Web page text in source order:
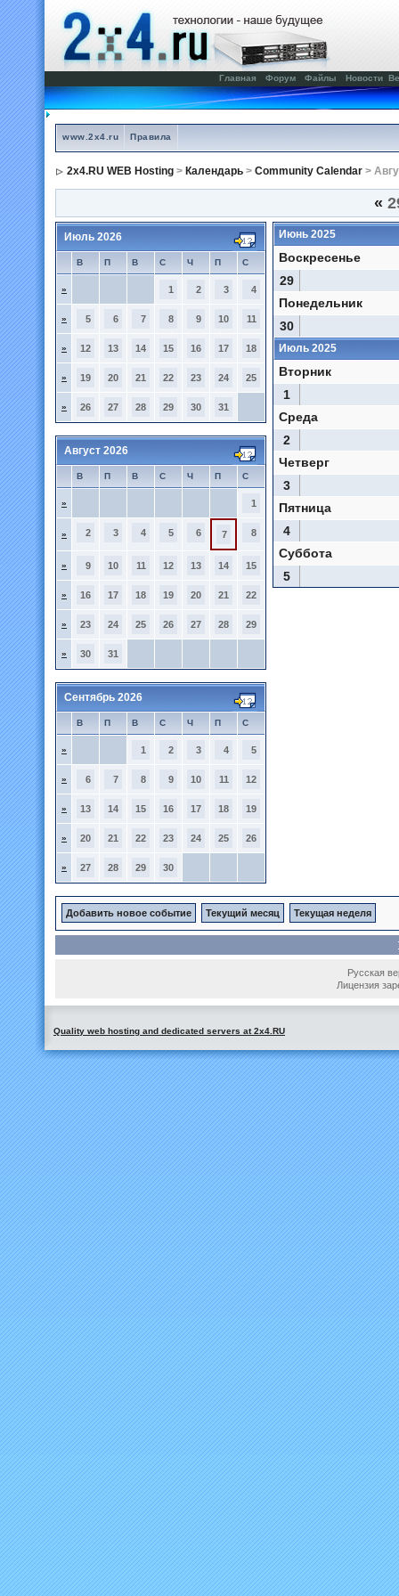
Главная Форум Файлы Новости
www.2x4.ru Правила
2x4.RU WEB Hosting > Календарь > Community Calendar >
«
Июль 2026
В П В С Ч П С
» 1 2 3 4
» 5 6 7 8 9 10 11
» 12 13 14 15 16 17 18
» 19 20 21 22 23 24 25
» 26 27 28 29 30 31
Август 2026
В П В С Ч П С
» 1
» 2 3 4 5 6 7 8
» 9 10 11 12 13 14 15
» 16 17 18 19 20 21 22
» 23 24 25 26 27 28 29
» 30 31
Сентябрь 2026
В П В С Ч П С
» 1 2 3 4 5
» 6 7 8 9 10 11 12
» 13 14 15 16 17 18 19
» 20 21 22 23 24 25 26
» 27 28 29 30
Июнь 2025
Воскресенье
29
Понедельник
30
Июль 2025
Вторник
1
Среда
2
Четверг
3
Пятница
4
Суббота
5
Добавить новое событие Текущий месяц Текущая неделя
Русская
Лицензия
Quality web hosting and dedicated servers at 2x4.RU